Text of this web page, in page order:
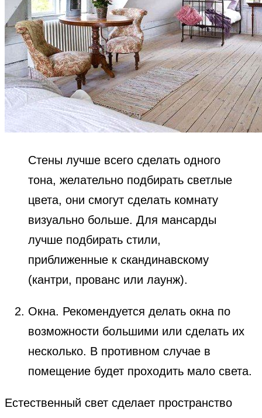
Стены лучше всего сделать одного
тона, желательно подбирать светлые
цвета, они смогут сделать комнату
визуально больше. Для мансарды
лучше подбирать стили,
приближенные к скандинавскому
(кантри, прованс или лаунж).
Окна. Рекомендуется делать окна по
возможности большими или сделать их
несколько. В противном случае в
помещение будет проходить мало света.
Естественный свет сделает пространство